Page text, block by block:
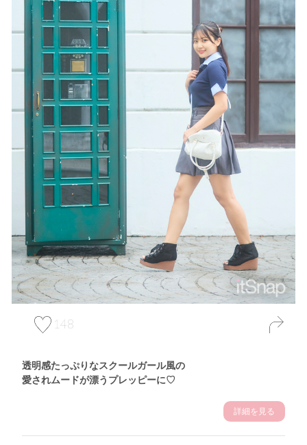
148
透明感たっぷりなスクールガール風の
愛されムードが漂うプレッピーに♡
詳細を見る